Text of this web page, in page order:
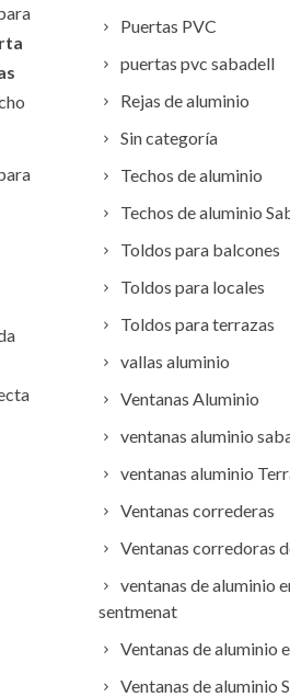
Puertas PVC
puertas pvc sabadell
Rejas de aluminio
Sin categoría
Techos de aluminio
Techos de aluminio
Toldos para balcones
Toldos para locales
Toldos para terrazas
vallas aluminio
Ventanas Aluminio
ventanas aluminio
ventanas aluminio
Ventanas correderas
Ventanas corredoras
ventanas de aluminio
sentmenat
Ventanas de aluminio
Ventanas de aluminio